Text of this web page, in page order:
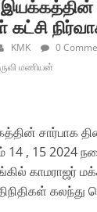
KMK 0
மணியன்
சார்பாக
14 , 15 2024
காமராஜர்